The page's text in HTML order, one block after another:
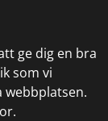
ge dig en bra
som vi